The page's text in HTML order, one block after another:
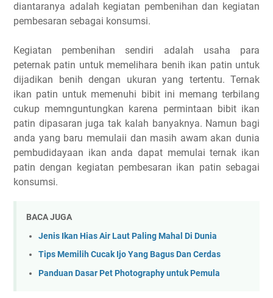
diantaranya adalah kegiatan pembenihan dan kegiatan
pembesaran sebagai konsumsi.
Kegiatan pembenihan sendiri adalah usaha para
peternak patin untuk memelihara benih ikan patin untuk
dijadikan benih dengan ukuran yang tertentu. Ternak
ikan patin untuk memenuhi bibit ini memang terbilang
cukup memnguntungkan karena permintaan bibit ikan
patin dipasaran juga tak kalah banyaknya. Namun bagi
anda yang baru memulaii dan masih awam akan dunia
pembudidayaan ikan anda dapat memulai ternak ikan
patin dengan kegiatan pembesaran ikan patin sebagai
konsumsi.
BACA JUGA
Jenis Ikan Hias Air Laut Paling Mahal Di Dunia
Tips Memilih Cucak Ijo Yang Bagus Dan Cerdas
Panduan Dasar Pet Photography untuk Pemula